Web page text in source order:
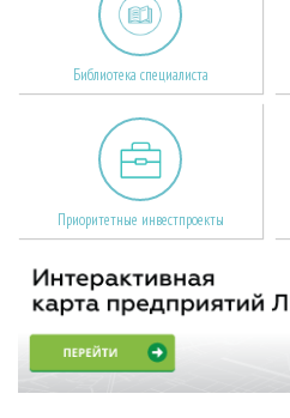
Библиотека специалиста
Приоритетные инвестпроекты